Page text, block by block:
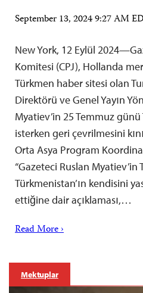
September 13, 2024 9:27 AM
New York, 12 Eylül
Komitesi (CPJ), Hollanda
Türkmen haber sitesi olan
Direktörü ve Genel Yayın
Myatiev’in 25 Temmuz
isterken geri çevrilmesini
Orta Asya Program
“Gazeteci Ruslan Myatiev’in
Türkmenistan’ın kendisini
ettiğine dair açıklaması,…
Read More ›
Mektuplar